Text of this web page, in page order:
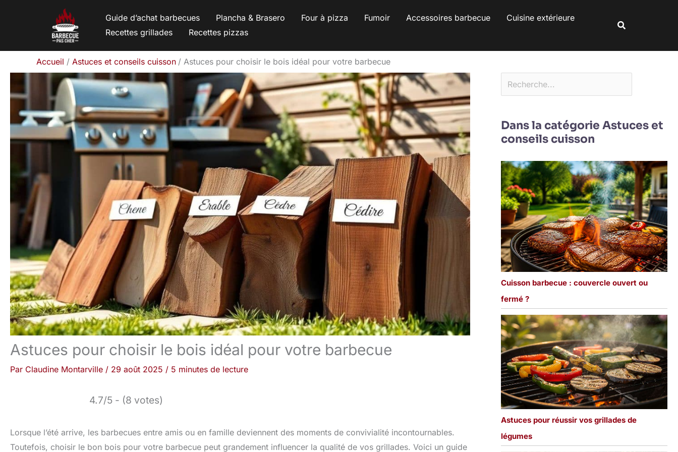
Guide d’achat barbecues Plancha & Brasero Four à pizza Fumoir Accessoires barbecue
Cuisine extérieure
Recettes grillades
Recettes pizzas
Rechercher
Accueil Astuces et conseils cuisson Astuces pour choisir le bois idéal pour votre barbecue
Astuces pour choisir le bois idéal pour votre barbecue
Par Claudine Montarville / 29 août 2025 / 5 minutes de lecture
4.7/5 - (8 votes)
Lorsque l’été arrive, les barbecues entre amis ou en famille deviennent des moments de convivialité incontournables.
Toutefois, choisir le bon bois pour votre barbecue peut grandement influencer la qualité de vos grillades. Voici un guide
Dans la catégorie Astuces et
conseils cuisson
Cuisson barbecue : couvercle ouvert ou
fermé ?
Astuces pour réussir vos grillades de
légumes